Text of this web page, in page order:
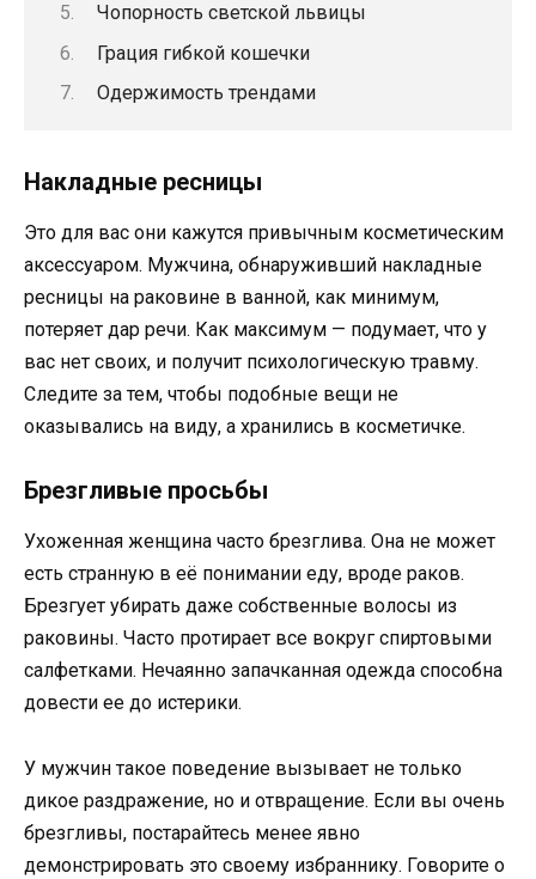
Чопорность светской львицы
Грация гибкой кошечки
Одержимость трендами
Накладные ресницы
Это для вас они кажутся привычным косметическим
аксессуаром. Мужчина, обнаруживший накладные
ресницы на раковине в ванной, как минимум,
потеряет дар речи. Как максимум — подумает, что у
вас нет своих, и получит психологическую травму.
Следите за тем, чтобы подобные вещи не
оказывались на виду, а хранились в косметичке.
Брезгливые просьбы
Ухоженная женщина часто брезглива. Она не может
есть странную в её понимании еду, вроде раков.
Брезгует убирать даже собственные волосы из
раковины. Часто протирает все вокруг спиртовыми
салфетками. Нечаянно запачканная одежда способна
довести ее до истерики.
У мужчин такое поведение вызывает не только
дикое раздражение, но и отвращение. Если вы очень
брезгливы, постарайтесь менее явно
демонстрировать это своему избраннику. Говорите о